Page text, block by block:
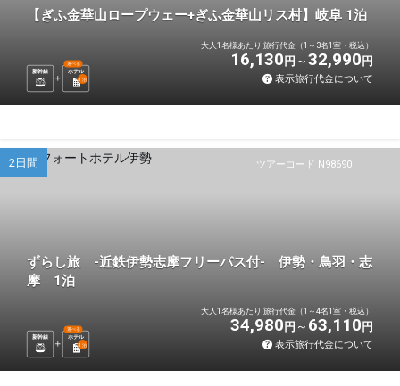
【ぎふ金華山ロープウェー+ぎふ金華山リス村】岐阜 1泊
新幹線 ホテル
選べる
1 泊
大人1名様あたり 旅行代金（1～3名1室・税込）
16,130 円 32,990 円
表示旅行代金について
ツアーコード N98690
2日間
ずらし旅 -近鉄伊勢志摩フリーパス付- 伊勢・鳥羽・志
摩 1泊
新幹線 ホテル
選べる
1 泊
大人1名様あたり 旅行代金（1～4名1室・税込）
34,980 円 63,110 円
表示旅行代金について